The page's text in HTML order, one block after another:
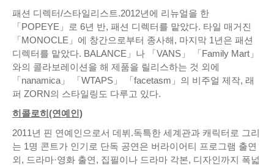
패션 디렉터/스타일리스트.2012년에 리뉴얼을 한
「POPEYE」로 6년 반, 패션 디렉터를 맡았다. 타일 매거진
「MONOCLE」에 창간으로부터 종사해, 마지막 1년은 패션
디렉터를 맡았다. BALANCE」나 「VANS」 「Family Mart」
와의 콜라보레이션을 해 제품을 릴리스하는 것 외에
「nanamica」 「WTAPS」 「facetasm」의 비주얼 제작, 래
퍼 ZORN의 스타일링도 다루고 있다.
히콜로히(연예인)
2011년 핀 연예인으로서 데뷔.독특한 세계관과 캐릭터로 그리
는 1명 콘트가 인기로 단독 공연은 버라이어티 프로그램 출연
외, 드라마·영화 출연, 집필이나 드라마 각본, 디자인까지 폭넓